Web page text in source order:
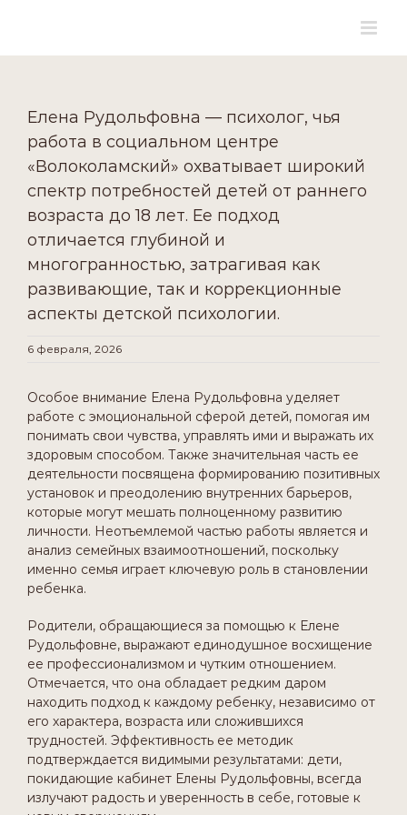
Елена Рудольфовна — психолог, чья
работа в социальном центре
«Волоколамский» охватывает широкий
спектр потребностей детей от раннего
возраста до 18 лет. Ее подход
отличается глубиной и
многогранностью, затрагивая как
развивающие, так и коррекционные
аспекты детской психологии.
6 февраля, 2026
Особое внимание Елена Рудольфовна уделяет
работе с эмоциональной сферой детей, помогая им
понимать свои чувства, управлять ими и выражать их
здоровым способом. Также значительная часть ее
деятельности посвящена формированию позитивных
установок и преодолению внутренних барьеров,
которые могут мешать полноценному развитию
личности. Неотъемлемой частью работы является и
анализ семейных взаимоотношений, поскольку
именно семья играет ключевую роль в становлении
ребенка.
Родители, обращающиеся за помощью к Елене
Рудольфовне, выражают единодушное восхищение
ее профессионализмом и чутким отношением.
Отмечается, что она обладает редким даром
находить подход к каждому ребенку, независимо от
его характера, возраста или сложившихся
трудностей. Эффективность ее методик
подтверждается видимыми результатами: дети,
покидающие кабинет Елены Рудольфовны, всегда
излучают радость и уверенность в себе, готовые к